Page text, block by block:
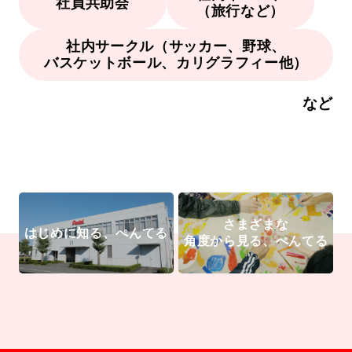
（旅行など）
社内サークル（サッカー、野球、
バスケットボール、カリグラフィー他）
など
はじめに知る、ぺんてる
さまざまな
角度から見る、ぺんてる